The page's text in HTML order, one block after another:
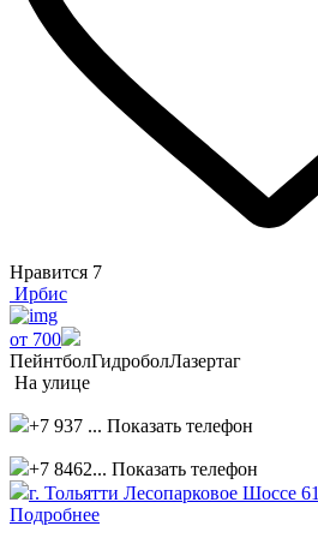
Нравится 7
Ирбис
от 700
ПейнтболГидроболЛазертаг
На улице
+7 937 ... Показать телефон
+7 8462... Показать телефон
г. Тольятти Лесопарковое Шоссе 61
Подробнее